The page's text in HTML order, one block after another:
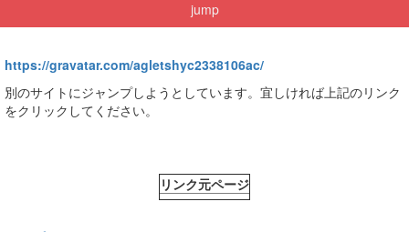
jump
https://gravatar.com/agletshyc2338106ac/
別のサイトにジャンプしようとしています。宜しければ上記のリンク
をクリックしてください。
リンク元ページ